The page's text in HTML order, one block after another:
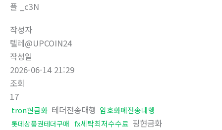
플 _c3N
작성자
텔레@UPCOIN24
작성일
2026-06-14 21:29
조회
17
tron현금화 테더전송대행 암호화폐전송대행
롯데상품권테더구매 fx세탁최저수수료 핑현금화